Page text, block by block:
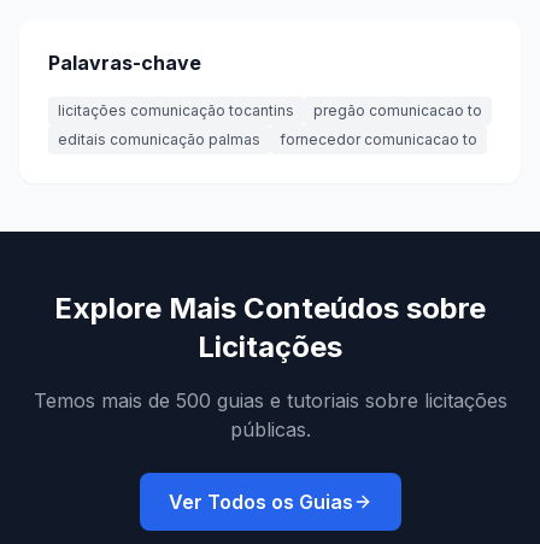
Palavras-chave
licitações comunicação tocantins
pregão comunicacao to
editais comunicação palmas
fornecedor comunicacao to
Explore Mais Conteúdos sobre
Licitações
Temos mais de 500 guias e tutoriais sobre licitações
públicas.
Ver Todos os Guias